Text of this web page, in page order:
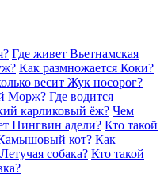
Где живет Вьетнамская
Как размножается Коки?
весит Жук носорог?
Морж? Где водится
карликовый ёж? Чем
Пингвин адели? Кто такой
кот? Как
собака? Кто такой